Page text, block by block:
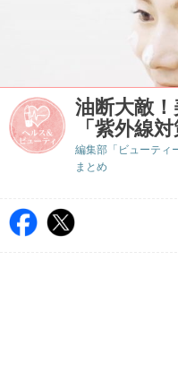
油断大敵
「紫外線
編集部「ビューティ
まとめ